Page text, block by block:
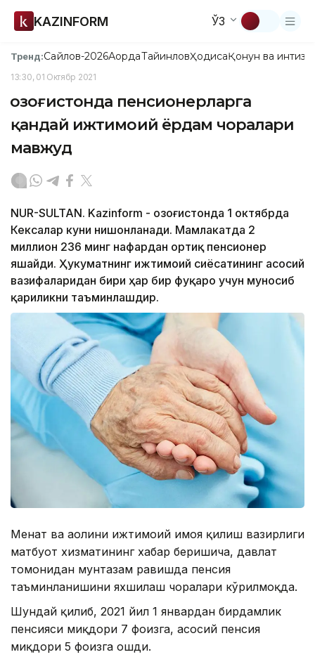
KAZINFORM ЎЗ
Тренд:Сайлов-2026АқордаТайинловҲодисаҚонун ва
13:30, 01 Октябр 2021
Қозоғистонда пенсионерларга
қандай ижтимоий ёрдам чоралари
мавжуд
NUR-SULTAN. Kazinform - Қозоғистонда 1 октябрда
Кексалар куни нишонланади. Мамлакатда 2
миллион 236 минг нафардан ортиқ пенсионер
яшайди. Ҳукуматнинг ижтимоий сиёсатининг асосий
вазифаларидан бири ҳар бир фуқаро учун муносиб
қариликни таъминлашдир.
Меҳнат ва аҳолини ижтимоий ҳимоя қилиш вазирлиги
матбуот хизматининг хабар беришича, давлат
томонидан мунтазам равишда пенсия
таъминланишини яхшилаш чоралари кўрилмоқда.
Шундай қилиб, 2021 йил 1 январдан бирдамлик
пенсияси миқдори 7 фоизга, асосий пенсия
миқдори 5 фоизга ошди.